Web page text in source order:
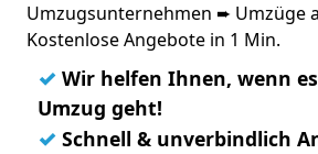
Umzugsunternehmen ➨ Umzüge
Kostenlose Angebote in 1 Min.
✓ Wir helfen Ihnen, wenn
Umzug geht!
✓ Schnell & unverbindlich